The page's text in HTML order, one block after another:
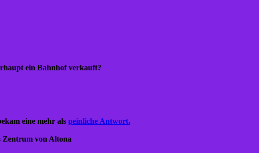
ein Bahnhof verkauft?
eine mehr als peinliche Antwort.
Zentrum von Altona